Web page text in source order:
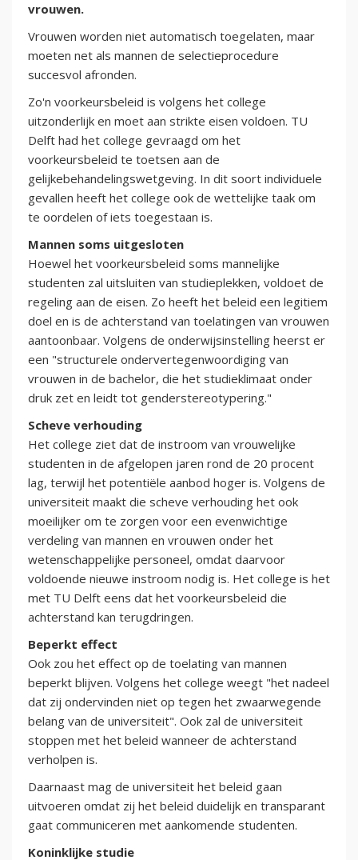
vrouwen.
Vrouwen worden niet automatisch toegelaten, maar
moeten net als mannen de selectieprocedure
succesvol afronden.
Zo'n voorkeursbeleid is volgens het college
uitzonderlijk en moet aan strikte eisen voldoen. TU
Delft had het college gevraagd om het
voorkeursbeleid te toetsen aan de
gelijkebehandelingswetgeving. In dit soort individuele
gevallen heeft het college ook de wettelijke taak om
te oordelen of iets toegestaan is.
Mannen soms uitgesloten
Hoewel het voorkeursbeleid soms mannelijke
studenten zal uitsluiten van studieplekken, voldoet de
regeling aan de eisen. Zo heeft het beleid een legitiem
doel en is de achterstand van toelatingen van vrouwen
aantoonbaar. Volgens de onderwijsinstelling heerst er
een "structurele ondervertegenwoordiging van
vrouwen in de bachelor, die het studieklimaat onder
druk zet en leidt tot genderstereotypering."
Scheve verhouding
Het college ziet dat de instroom van vrouwelijke
studenten in de afgelopen jaren rond de 20 procent
lag, terwijl het potentiële aanbod hoger is. Volgens de
universiteit maakt die scheve verhouding het ook
moeilijker om te zorgen voor een evenwichtige
verdeling van mannen en vrouwen onder het
wetenschappelijke personeel, omdat daarvoor
voldoende nieuwe instroom nodig is. Het college is het
met TU Delft eens dat het voorkeursbeleid die
achterstand kan terugdringen.
Beperkt effect
Ook zou het effect op de toelating van mannen
beperkt blijven. Volgens het college weegt "het nadeel
dat zij ondervinden niet op tegen het zwaarwegende
belang van de universiteit". Ook zal de universiteit
stoppen met het beleid wanneer de achterstand
verholpen is.
Daarnaast mag de universiteit het beleid gaan
uitvoeren omdat zij het beleid duidelijk en transparant
gaat communiceren met aankomende studenten.
Koninklijke studie